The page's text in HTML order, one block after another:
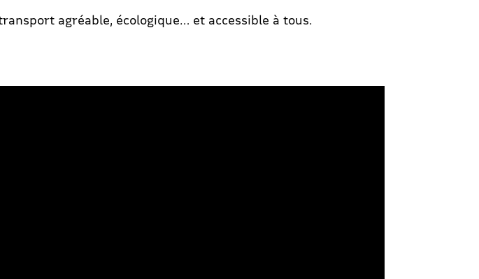
agréable, écologique… et accessible à tous.